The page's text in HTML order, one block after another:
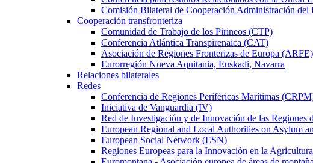
Comisión Bilateral de Cooperación Administración del
Cooperación transfronteriza
Comunidad de Trabajo de los Pirineos (CTP)
Conferencia Atlántica Transpirenaica (CAT)
Asociación de Regiones Fronterizas de Europa (ARFE)
Eurorregión Nueva Aquitania, Euskadi, Navarra
Relaciones bilaterales
Redes
Conferencia de Regiones Periféricas Marítimas
Iniciativa de Vanguardia (IV)
Red de Investigación y de Innovación de las Regiones
European Regional and Local Authorities on Asylum
European Social Network (ESN)
Regiones Europeas para la Innovación en la